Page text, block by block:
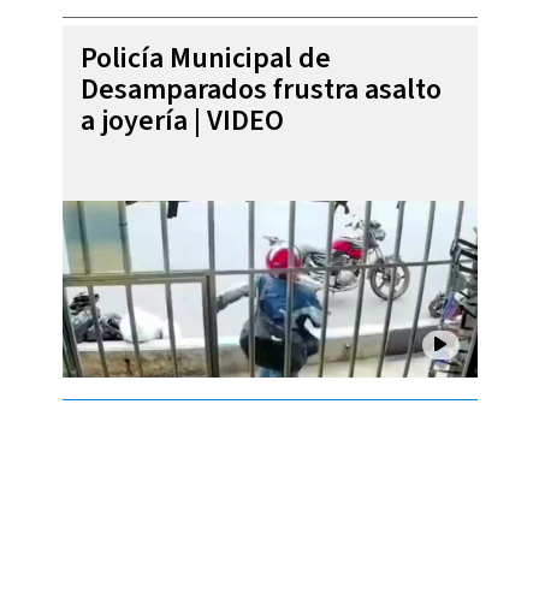
Policía Municipal de
Desamparados frustra asalto
a joyería | VIDEO